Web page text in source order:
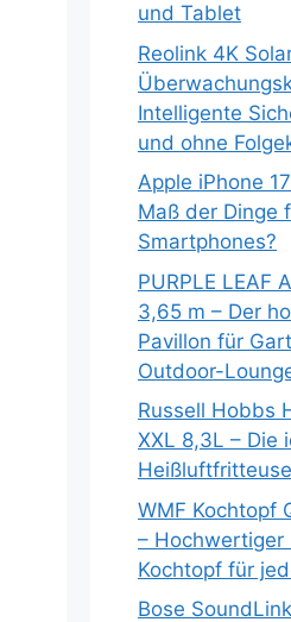
und Tablet
Reolink 4K
Intelligente
und ohne
Apple iPhone
Maß der Dinge
Smartphones?
PURPLE LEAF
3,65 m – Der
Pavillon für
Outdoor-
Russell Hobbs
XXL 8,3L – Die
WMF Kochtopf
– Hochwertiger
Kochtopf für
Bose